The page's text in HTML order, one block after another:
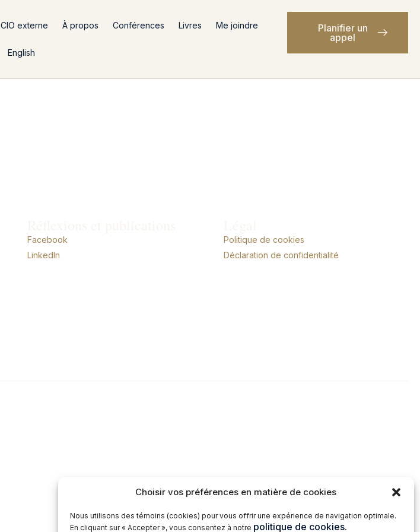
Choisir vos préférences en matière de cookies
Nous utilisons des témoins (cookies) pour vous offrir une expérience de navigation optimale.
En cliquant sur « Accepter », vous consentez à notre politique de cookies.
CIO externe À propos Conférences Livres Me joindre
English
Planifier un
appel
Facebook
LinkedIn
Politique de cookies
Déclaration de confidentialité